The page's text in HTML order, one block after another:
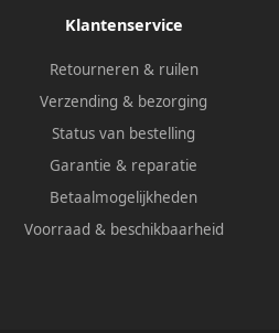
Klantenservice
Retourneren & ruilen
Verzending & bezorging
Status van bestelling
Garantie & reparatie
Betaalmogelijkheden
Voorraad & beschikbaarheid